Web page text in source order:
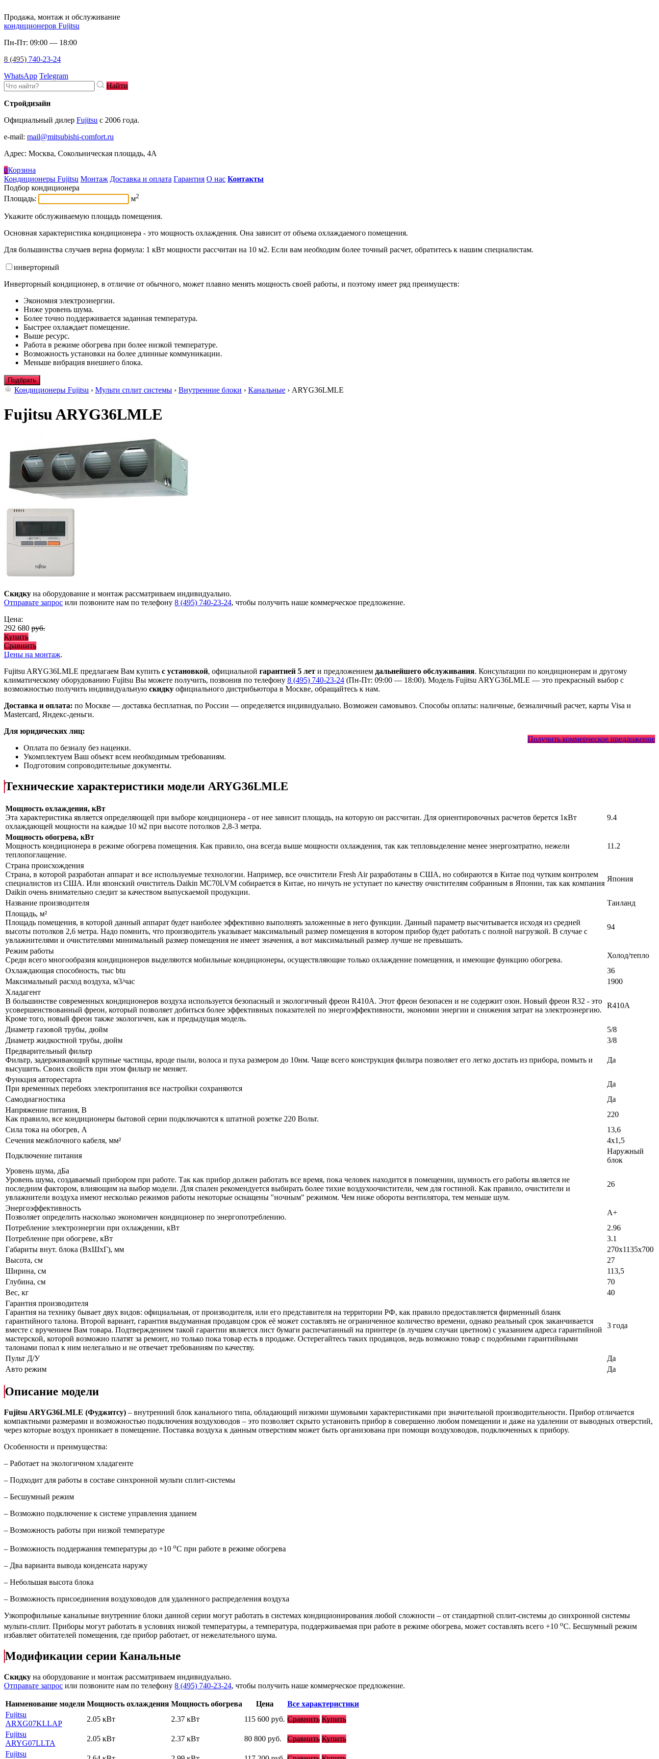
Продажа, монтаж и обслуживание
кондиционеров Fujitsu
Пн-Пт: 09:00 — 18:00
8 (495) 740-23-24
WhatsApp Telegram
Найти
Стройдизайн
Официальный дилер Fujitsu c 2006 года.
e-mail: mail@mitsubishi-comfort.ru
Адрес: Москва, Сокольническая площадь, 4А
0Корзина
Кондиционеры Fujitsu Монтаж Доставка и оплата Гарантия О нас Контакты
Подбор кондиционера
Площадь:
м2
Укажите обслуживаемую площадь помещения.
Основная характеристика кондиционера - это мощность охлаждения. Она зависит от объема охлаждаемого помещения.
Для большинства случаев верна формула: 1 кВт мощности рассчитан на 10 м2. Если вам необходим более точный расчет, обратитесь к нашим специалистам.
инверторный
Инверторный кондиционер, в отличие от обычного, может плавно менять мощность своей работы, и поэтому имеет ряд преимуществ:
Экономия электроэнергии.
Ниже уровень шума.
Более точно поддерживается заданная температура.
Быстрее охлаждает помещение.
Выше ресурс.
Работа в режиме обогрева при более низкой температуре.
Возможность установки на более длинные коммуникации.
Меньше вибрация внешнего блока.
Подбрать
Кондиционеры Fujitsu › Мульти сплит системы › Внутренние блоки › Канальные › ARYG36LMLE
Fujitsu ARYG36LMLE
Скидку на оборудование и монтаж рассматриваем индивидуально.
Отправьте запрос или позвоните нам по телефону 8 (495) 740-23-24, чтобы получить наше коммерческое предложение.
Цена:
292 680 руб.
Купить
Сравнить
Цены на монтаж.
Fujitsu ARYG36LMLE предлагаем Вам купить с установкой, официальной гарантией 5 лет и предложением дальнейшего обслуживания. Консультации по кондиционерам и другому
климатическому оборудованию Fujitsu Вы можете получить, позвонив по телефону 8 (495) 740-23-24 (Пн-Пт: 09:00 — 18:00). Модель Fujitsu ARYG36LMLE — это прекрасный выбор с
возможностью получить индивидуальную скидку официального дистрибьютора в Москве, обращайтесь к нам.
Доставка и оплата: по Москве — доставка бесплатная, по России — определяется индивидуально. Возможен самовывоз. Способы оплаты: наличные, безналичный расчет, карты Visa и
Mastercard, Яндекс-деньги.
Получить коммерческое предложение
Для юридических лиц:
Оплата по безналу без наценки.
Укомплектуем Ваш объект всем необходимым требованиям.
Подготовим сопроводительные документы.
Технические характеристики модели ARYG36LMLE
Мощность охлаждения, кВт
Эта характеристика является определяющей при выборе кондиционера - от нее зависит площадь, на которую он рассчитан. Для ориентировочных расчетов берется 1кВт
охлаждающей мощности на каждые 10 м2 при высоте потолков 2,8-3 метра.
9.4
Мощность обогрева, кВт
Мощность кондиционера в режиме обогрева помещения. Как правило, она всегда выше мощности охлаждения, так как тепловыделение менее энергозатратно, нежели
теплопоглащение.
11.2
Страна происхождения
Страна, в которой разработан аппарат и все используемые технологии. Например, все очистители Fresh Air разработаны в США, но собираются в Китае под чутким контролем
специалистов из США. Или японский очиститель Daikin MC70LVM собирается в Китае, но ничуть не уступает по качеству очистителям собранным в Японии, так как компания
Daikin очень внимательно следит за качеством выпускаемой продукции.
Япония
Название производителя
Таиланд
Площадь, м²
Площадь помещения, в которой данный аппарат будет наиболее эффективно выполнять заложенные в него функции. Данный параметр высчитывается исходя из средней
высоты потолков 2,6 метра. Надо помнить, что производитель указывает максимальный размер помещения в котором прибор будет работать с полной нагрузкой. В случае с
увлажнителями и очистителями минимальный размер помещения не имеет значения, а вот максимальный размер лучше не превышать.
94
Режим работы
Среди всего многообразия кондиционеров выделяются мобильные кондиционеры, осуществляющие только охлаждение помещения, и имеющие функцию обогрева.
Холод/тепло
Охлаждающая способность, тыс btu
36
Максимальный расход воздуха, м3/час
1900
Хладагент
В большинстве современных кондиционеров воздуха используется безопасный и экологичный фреон R410A. Этот фреон безопасен и не содержит озон. Новый фреон R32 - это
усовершенствованный фреон, который позволяет добиться более эффективных показателей по энергоэффективности, экономии энергии и снижения затрат на электроэнергию.
Кроме того, новый фреон также экологичен, как и предыдущая модель.
R410A
Диаметр газовой трубы, дюйм
5/8
Диаметр жидкостной трубы, дюйм
3/8
Предварительный фильтр
Фильтр, задерживающий крупные частицы, вроде пыли, волоса и пуха размером до 10нм. Чаще всего конструкция фильтра позволяет его легко достать из прибора, помыть и
высушить. Своих свойств при этом фильтр не меняет.
Да
Функция авторестарта
При временных перебоях электропитания все настройки сохраняются
Да
Самодиагностика
Да
Напряжение питания, В
Как правило, все кондиционеры бытовой серии подключаются к штатной розетке 220 Вольт.
220
Сила тока на обогрев, А
13,6
Сечения межблочного кабеля, мм²
4х1,5
Подключение питания
Наружный
блок
Уровень шума, дБа
Уровень шума, создаваемый прибором при работе. Так как прибор должен работать все время, пока человек находится в помещении, шумность его работы является не
последним фактором, влияющим на выбор модели. Для спален рекомендуется выбирать более тихие воздухоочистители, чем для гостиной. Как правило, очистители и
увлажнители воздуха имеют несколько режимов работы некоторые оснащены "ночным" режимом. Чем ниже обороты вентилятора, тем меньше шум.
26
Энергоэффективность
Позволяет определить насколько экономичен кондиционер по энергопотреблению.
A+
Потребление электроэнергии при охлаждении, кВт
2.96
Потребление при обогреве, кВт
3.1
Габариты внут. блока (ВхШхГ), мм
270x1135x700
Высота, см
27
Ширина, см
113,5
Глубина, см
70
Вес, кг
40
Гарантия производителя
Гарантия на технику бывает двух видов: официальная, от производителя, или его представителя на территории РФ, как правило предоставляется фирменный бланк
гарантийного талона. Второй вариант, гарантия выдуманная продавцом срок её может составлять не ограниченное количество времени, однако реальный срок заканчивается
вместе с вручением Вам товара. Подтверждением такой гарантии является лист бумаги распечатанный на принтере (в лучшем случаи цветном) с указанием адреса гарантийной
мастерской, которой возможно платят за ремонт, но только пока товар есть в продаже. Остерегайтесь таких продавцов, ведь возможно товар с подобными гарантийными
талонами попал к ним нелегально и не отвечает требованиям по качеству.
3 года
Пульт Д/У
Да
Авто режим
Да
Описание модели
Fujitsu ARYG36LMLE (Фуджитсу) – внутренний блок канального типа, обладающий низкими шумовыми характеристиками при значительной производительности. Прибор отличается
компактными размерами и возможностью подключения воздуховодов – это позволяет скрыто установить прибор в совершенно любом помещении и даже на удалении от выводных отверстий,
через которые воздух проникает в помещение. Поставка воздуха к данным отверстиям может быть организована при помощи воздуховодов, подключенных к прибору.
Особенности и преимущества:
– Работает на экологичном хладагенте
– Подходит для работы в составе синхронной мульти сплит-системы
– Бесшумный режим
– Возможно подключение к системе управления зданием
– Возможность работы при низкой температуре
– Возможность поддержания температуры до +10 оС при работе в режиме обогрева
– Два варианта вывода конденсата наружу
– Небольшая высота блока
– Возможность присоединения воздуховодов для удаленного распределения воздуха
Узкопрофильные канальные внутренние блоки данной серии могут работать в системах кондиционирования любой сложности – от стандартной сплит-системы до синхронной системы
мульти-сплит. Приборы могут работать в условиях низкой температуры, а температура, поддерживаемая при работе в режиме обогрева, может составлять всего +10 оС. Бесшумный режим
избавляет обитателей помещения, где прибор работает, от нежелательного шума.
Модификации серии Канальные
Скидку на оборудование и монтаж рассматриваем индивидуально.
Отправьте запрос или позвоните нам по телефону 8 (495) 740-23-24, чтобы получить наше коммерческое предложение.
Наименование модели Мощность охлаждения Мощность обогрева Цена
Все характеристики
Fujitsu
ARXG07KLLAP
2.05 кВт 2.37 кВт 115 600 руб. Сравнить Купить
Fujitsu
ARYG07LLTA
2.05 кВт 2.37 кВт 80 800 руб. Сравнить Купить
Fujitsu